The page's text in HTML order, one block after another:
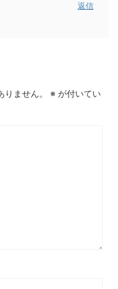
返信
ません。 ※ が付いてい